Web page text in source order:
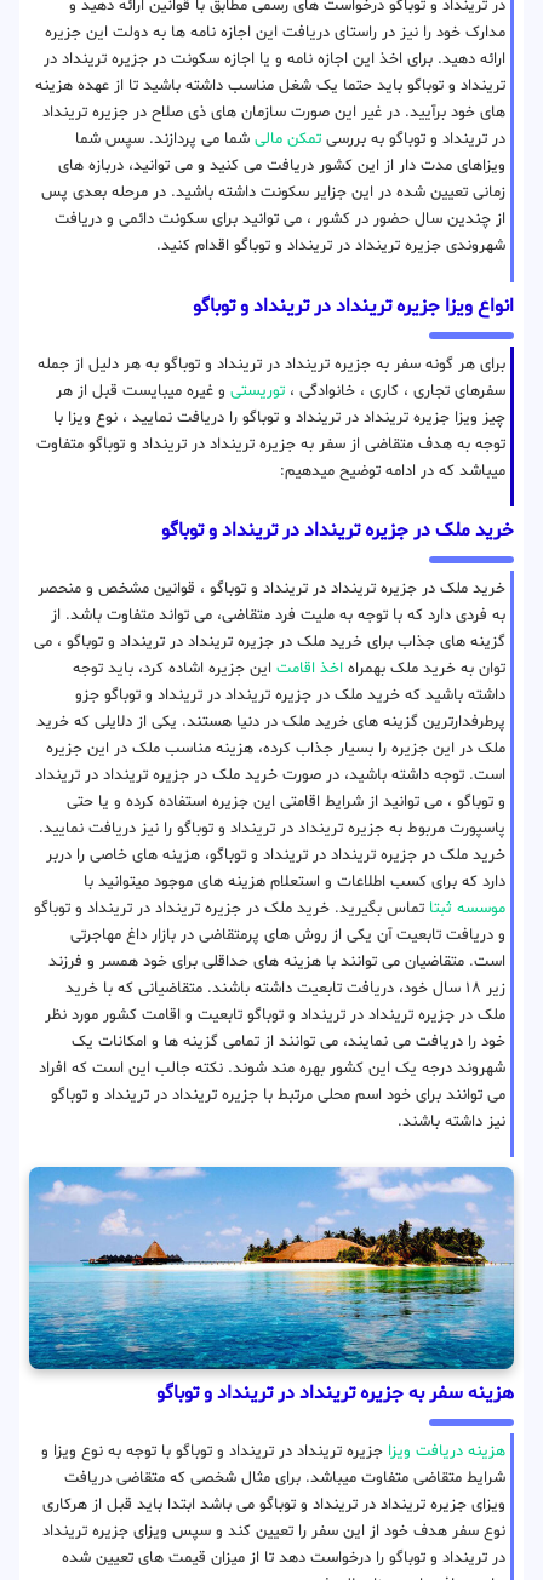
در ترینداد‌ و توباگو درخواست های رسمی مطابق با قوانین ارائه دهید و
مدارک خود را نیز در راستای دریافت این اجازه نامه ها به دولت این جزیره
ارائه دهید. برای اخذ این اجازه نامه و یا اجازه سکونت در جزیره ترینداد در
ترینداد‌ و توباگو باید حتما یک شغل مناسب داشته باشید تا از عهده هزینه
های خود برآیید. در غیر این صورت سازمان های ذی صلاح در جزیره ترینداد
در ترینداد‌ و توباگو به بررسی تمکن مالی شما می پردازند. سپس شما
ویزاهای مدت دار از این کشور دریافت می کنید و می توانید، دربازه های
زمانی تعیین شده در این جزایر سکونت داشته باشید. در مرحله بعدی پس
از چندین سال حضور در کشور ، می توانید برای سکونت دائمی و دریافت
شهروندی جزیره ترینداد در ترینداد‌ و توباگو اقدام کنید.
انواع ویزا جزیره ترینداد در ترینداد‌ و توباگو
برای هر گونه سفر به جزیره ترینداد در ترینداد‌ و توباگو به هر دلیل از جمله
سفرهای تجاری ، کاری ، خانوادگی ، توریستی و غیره میبایست قبل از هر
چیز ویزا جزیره ترینداد در ترینداد‌ و توباگو را دریافت نمایید ، نوع ویزا با
توجه به هدف متقاضی از سفر به جزیره ترینداد در ترینداد‌ و توباگو متفاوت
میباشد که در ادامه توضیح میدهیم:
خرید ملک در جزیره ترینداد در ترینداد‌ و توباگو
خرید ملک در جزیره ترینداد در ترینداد‌ و توباگو ، قوانین مشخص و منحصر
به فردی دارد که با توجه به ملیت فرد متقاضی، می تواند متفاوت باشد. از
گزینه های جذاب برای خرید ملک در جزیره ترینداد در ترینداد‌ و توباگو ، می
توان به خرید ملک بهمراه اخذ اقامت این جزیره اشاده کرد، باید توجه
داشته باشید که خرید ملک در جزیره ترینداد در ترینداد‌ و توباگو جزو
پرطرفدارترین گزینه های خرید ملک در دنیا هستند. یکی از دلایلی که خرید
ملک در این جزیره را بسیار جذاب کرده، هزینه مناسب ملک در این جزیره
است. توجه داشته باشید، در صورت خرید ملک در جزیره ترینداد در ترینداد‌
و توباگو ، می توانید از شرایط اقامتی این جزیره استفاده کرده و یا حتی
پاسپورت مربوط به جزیره ترینداد در ترینداد‌ و توباگو را نیز دریافت نمایید.
خرید ملک در جزیره ترینداد در ترینداد‌ و توباگو، هزینه های خاصی را دربر
دارد که برای کسب اطلاعات و استعلام هزینه های موجود میتوانید با
موسسه ثبتا تماس بگیرید. خرید ملک در جزیره ترینداد در ترینداد‌ و توباگو
و دریافت تابعیت آن یکی از روش های پرمتقاضی در بازار داغ مهاجرتی
است. متقاضیان می توانند با هزینه های حداقلی برای خود همسر و فرزند
زیر ۱۸ سال خود، دریافت تابعیت داشته باشند. متقاضیانی که با خرید
ملک در جزیره ترینداد در ترینداد‌ و توباگو تابعیت و اقامت کشور مورد نظر
خود را دریافت می نمایند، می توانند از تمامی گزینه ها و امکانات یک
شهروند درجه یک این کشور بهره مند شوند. نکته جالب این است که افراد
می توانند برای خود اسم محلی مرتبط با جزیره ترینداد در ترینداد‌ و توباگو
نیز داشته باشند.
هزینه سفر به جزیره ترینداد در ترینداد‌ و توباگو
هزینه دریافت ویزا جزیره ترینداد در ترینداد‌ و توباگو با توجه به نوع ویزا و
شرایط متقاضی متفاوت میباشد. برای مثال شخصی که متقاضی دریافت
ویزای جزیره ترینداد در ترینداد‌ و توباگو می باشد ابتدا باید قبل از هرکاری
نوع سفر هدف خود از این سفر را تعیین کند و سپس ویزای جزیره ترینداد
در ترینداد‌ و توباگو را درخواست دهد تا از میزان قیمت های تعیین شده